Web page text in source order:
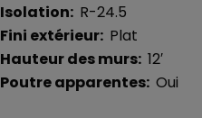
Isolation: R-24.5
Fini extérieur: Plat
Hauteur des murs: 12′
Poutre apparentes: Oui